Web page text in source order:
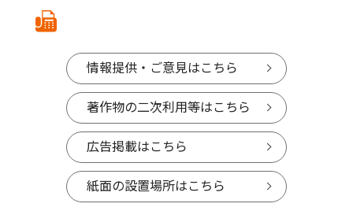
情報提供・ご意見はこちら
著作物の二次利用等はこちら
広告掲載はこちら
紙面の設置場所はこちら